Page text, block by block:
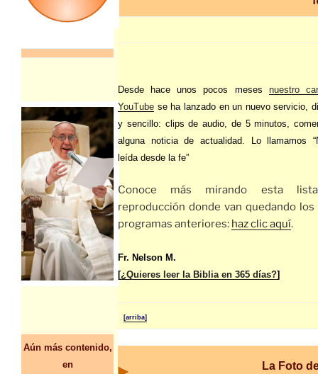
Aún más contenido,
en
Desde hace unos pocos meses nuestro
YouTube se ha lanzado en un nuevo servicio,
y sencillo: clips de audio, de 5 minutos,
alguna noticia de actualidad. Lo llamamos
leída desde la fe”
Conoce más mirando esta
reproducción donde van quedando
programas anteriores: haz clic aquí.
Fr. Nelson M.
[¿Quieres leer la Biblia en 365 días?]
[arriba]
La Foto